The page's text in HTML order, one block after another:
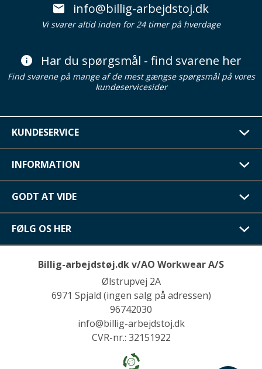
info@billig-arbejdstoj.dk
Vi svarer altid inden for 24 timer på hverdage
Har du spørgsmål - find svarene her
Find svarene på mange af de mest gængse spørgsmål på vores
kundeservicesider
KUNDESERVICE
INFORMATION
GODT AT VIDE
FØLG OS HER
Billig-arbejdstøj.dk v/AO Workwear A/S
Ølstrupvej 2A
6971 Spjald (ingen salg på adressen)
96742030
info@billig-arbejdstoj.dk
CVR-nr.: 32151922